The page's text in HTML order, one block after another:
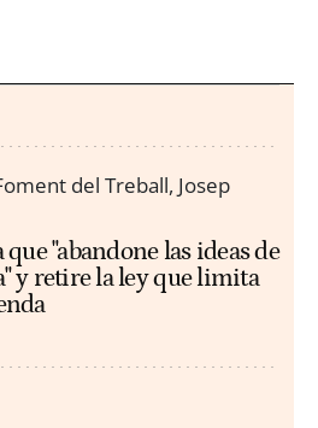
"abandone las ideas de
y retire la ley que limita